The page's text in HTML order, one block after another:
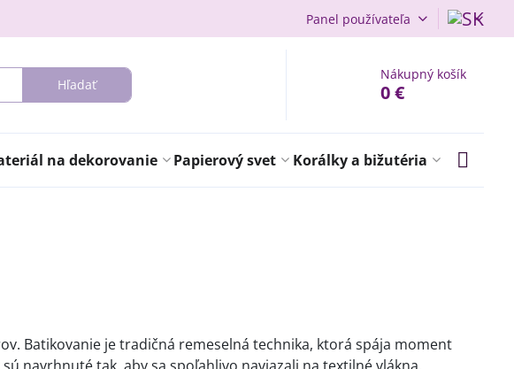
Panel používateľa
Hľadať
Nákupný košík
0 €
na dekorovanie Papierový svet Korálky a bižutéria
Batikovanie je tradičná remeselná technika, ktorá spája moment